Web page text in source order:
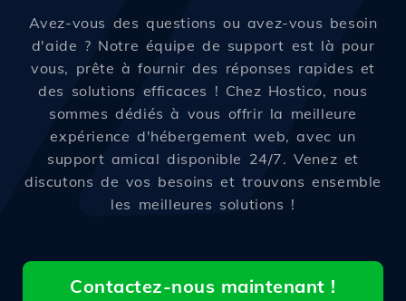
Avez-vous des questions ou avez-vous besoin
d'aide ? Notre équipe de support est là pour
vous, prête à fournir des réponses rapides et
des solutions efficaces ! Chez Hostico, nous
sommes dédiés à vous offrir la meilleure
expérience d'hébergement web, avec un
support amical disponible 24/7. Venez et
discutons de vos besoins et trouvons ensemble
les meilleures solutions !
Contactez-nous maintenant !